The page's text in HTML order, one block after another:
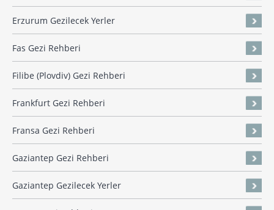
Erzurum Gezilecek Yerler
Fas Gezi Rehberi
Filibe (Plovdiv) Gezi Rehberi
Frankfurt Gezi Rehberi
Fransa Gezi Rehberi
Gaziantep Gezi Rehberi
Gaziantep Gezilecek Yerler